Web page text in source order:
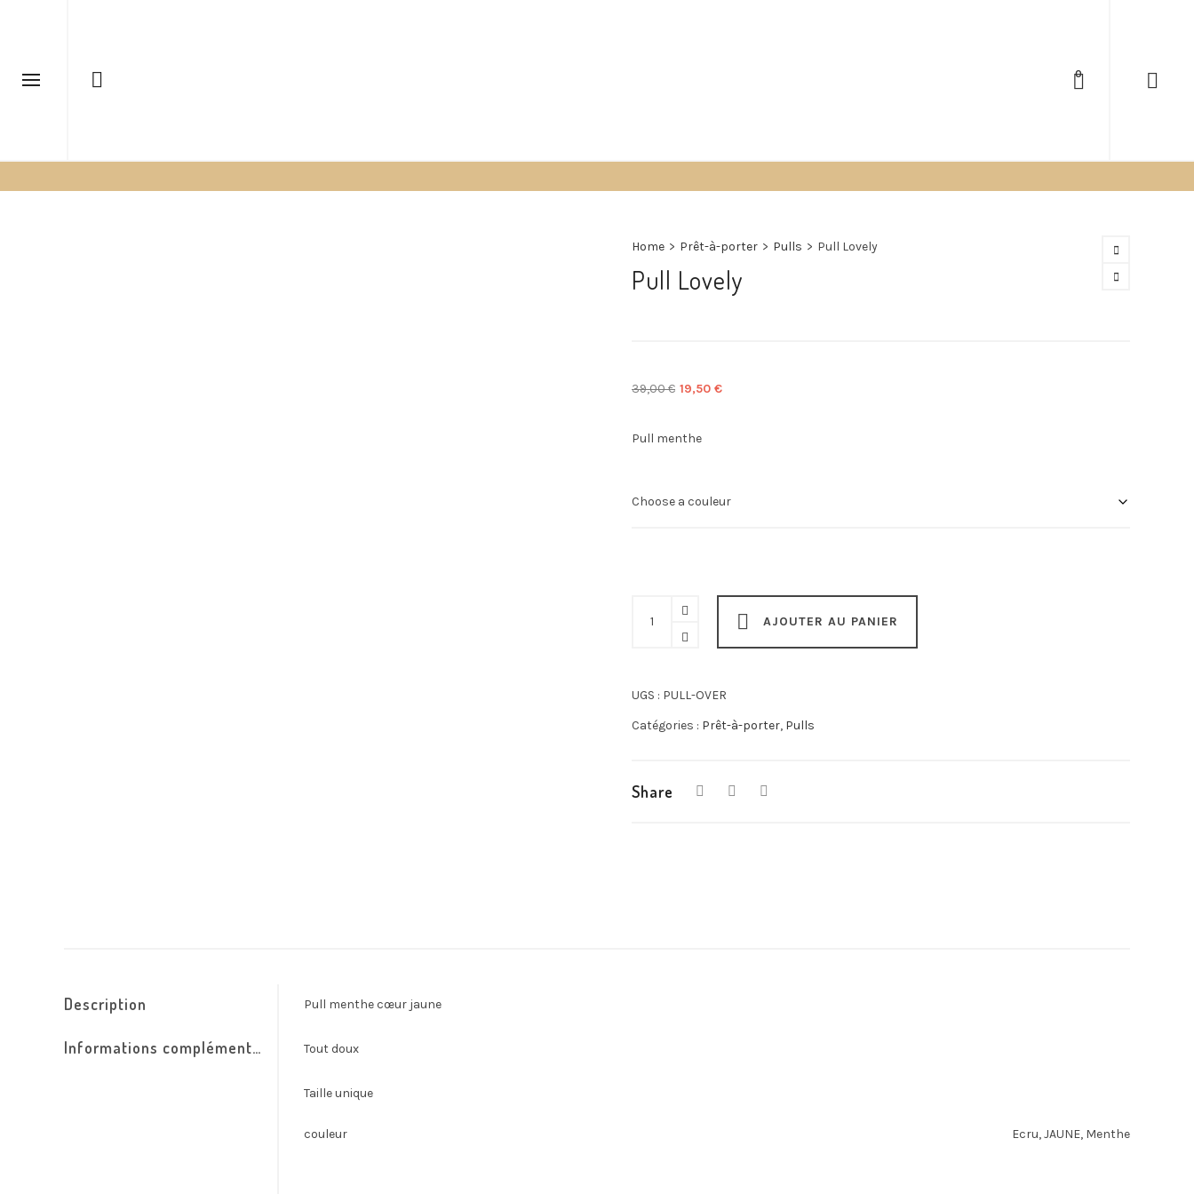
0
Home > Prêt-à-porter > Pulls > Pull Lovely
Pull Lovely
39,00€ Le
initial
19,50 €Le
Pull menthe
Lovely
AJOUTER AU PANIER
UGS : PULL-OVER
Catégories : Prêt-à-porter, Pulls
Share
Description
Informations complémentaires
Pull menthe cœur jaune
Tout doux
Taille unique
couleur Ecru, JAUNE, Menthe